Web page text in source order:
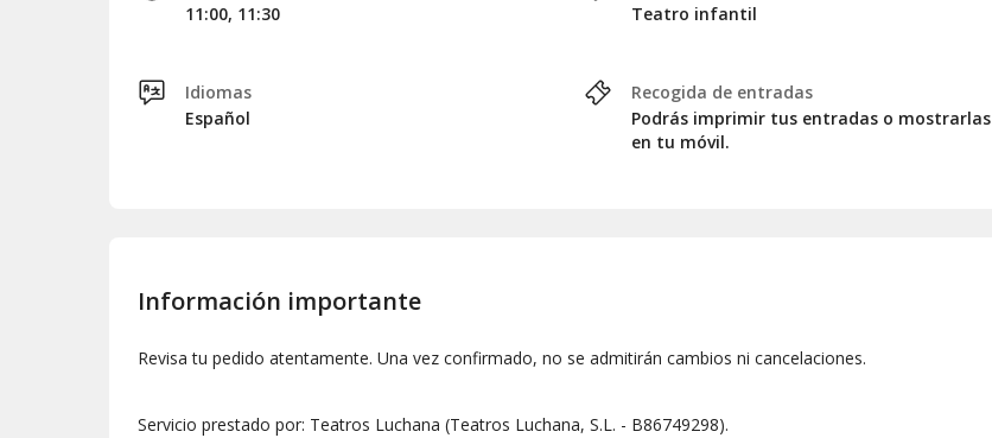
11:00, 11:30
Idiomas
Español
Teatro infantil
Recogida de entradas
Podrás imprimir tus entradas o mostrarlas
en tu móvil.
Información importante
Revisa tu pedido atentamente. Una vez confirmado, no se admitirán cambios ni cancelaciones.
Servicio prestado por: Teatros Luchana (Teatros Luchana, S.L. - B86749298).